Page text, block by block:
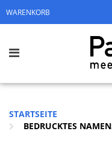
WARENKORB
STARTSEITE
BEDRUCKTES